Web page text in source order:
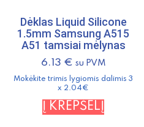
Dėklas Liquid Silicone
1.5mm Samsung A515
A51 tamsiai mėlynas
6.13 € su PVM
Mokėkite trimis lygiomis dalimis 3
x 2.04€
Į KREPŠELĮ